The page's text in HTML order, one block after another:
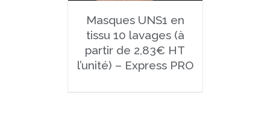
Masques UNS1 en
tissu 10 lavages (à
partir de 2,83€ HT
l’unité) – Express PRO